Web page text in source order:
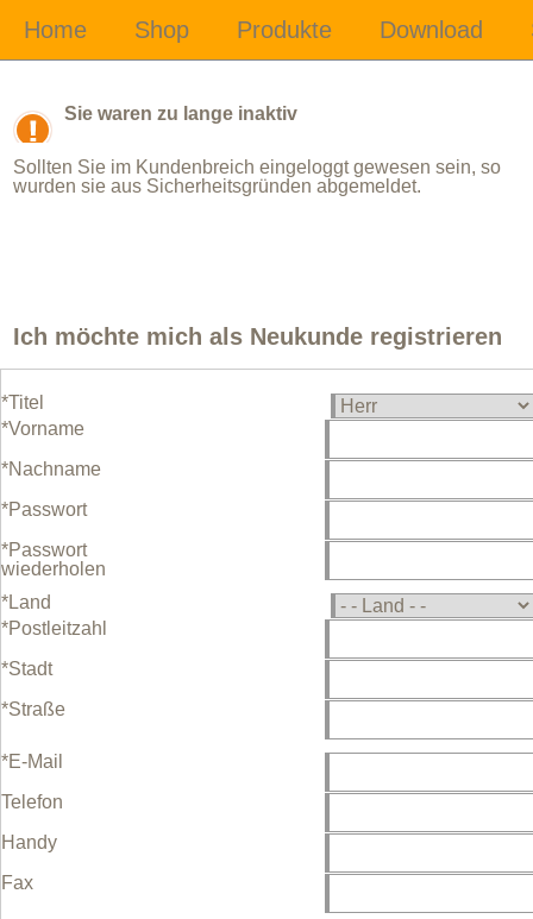
Sie waren zu lange inaktiv
Sollten Sie im Kundenbreich eingeloggt gewesen sein, so
wurden sie aus Sicherheitsgründen abgemeldet.
Ich möchte mich als Neukunde registrieren
*Titel
*Vorname
*Nachname
*Passwort
*Passwort
wiederholen
*Land
*Postleitzahl
*Stadt
*Straße
*E-Mail
Telefon
Handy
Fax